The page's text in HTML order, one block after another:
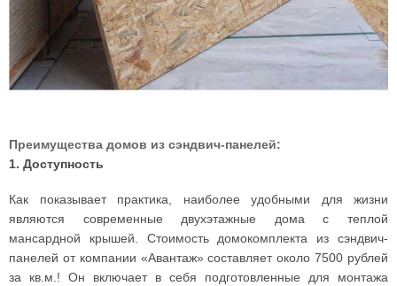
Преимущества домов из сэндвич-панелей:
1. Доступность
Как показывает практика, наиболее удобными для жизни
являются современные двухэтажные дома с теплой
мансардной крышей. Стоимость домокомплекта из сэндвич-
панелей от компании «Авантаж» составляет около 7500 рублей
за кв.м.! Он включает в себя подготовленные для монтажа